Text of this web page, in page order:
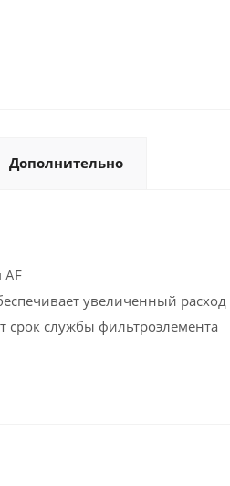
Дополнительно
увеличенный расход
срок службы фильтроэлемента